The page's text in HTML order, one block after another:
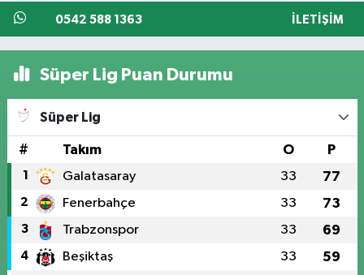
0542 588 1363 İLETIŞIM
Süper Lig Puan Durumu
Süper Lig
# Takım O P
1 Galatasaray 33 77
2 Fenerbahçe 33 73
3 Trabzonspor 33 69
4 Beşiktaş 33 59